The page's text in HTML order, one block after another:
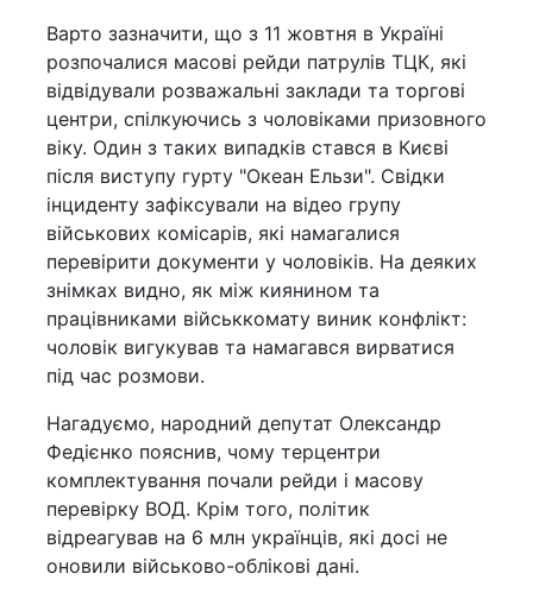
Варто зазначити, що з 11 жовтня в Україні
розпочалися масові рейди патрулів ТЦК, які
відвідували розважальні заклади та торгові
центри, спілкуючись з чоловіками призовного
віку. Один з таких випадків стався в Києві
після виступу гурту "Океан Ельзи". Свідки
інциденту зафіксували на відео групу
військових комісарів, які намагалися
перевірити документи у чоловіків. На деяких
знімках видно, як між киянином та
працівниками військкомату виник конфлікт:
чоловік вигукував та намагався вирватися
під час розмови.
Нагадуємо, народний депутат Олександр
Федієнко пояснив, чому терцентри
комплектування почали рейди і масову
перевірку ВОД. Крім того, політик
відреагував на 6 млн українців, які досі не
оновили військово-облікові дані.